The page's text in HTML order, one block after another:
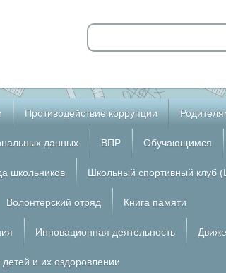
Противодействие коррупции
данных ВПР Обучающимся
школьников Школьный спортивный клуб
Волонтерский отряд Книга памяти
Инновационная деятельность
и их оздоровлении